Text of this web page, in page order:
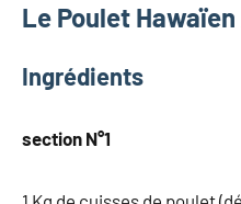
Le Poulet
Ingrédients
section N°1